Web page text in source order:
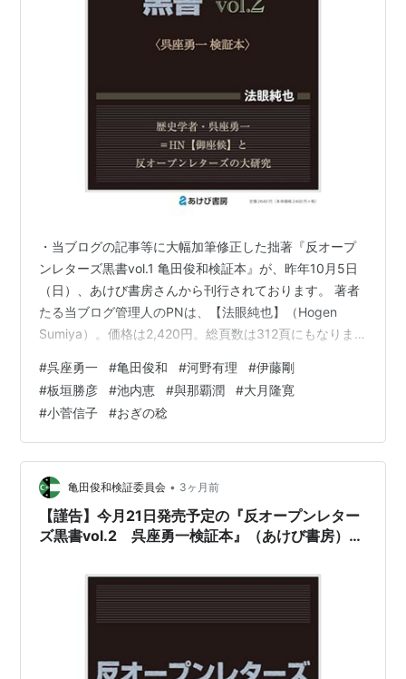
・当ブログの記事等に大幅加筆修正した拙著『反オープ
ンレターズ黒書vol.1 亀田俊和検証本』が、昨年10月5日
（日）、あけび書房さんから刊行されております。 著者
たる当ブログ管理人のPNは、【法眼純也】（Hogen
Sumiya）。価格は2,420円。総頁数は312頁にもなりま
黒書vol.1 亀田俊和検証本 作者:法眼純也 あけび書房
Amazon 恐縮ながら、拙著の書籍版は自費出版のため、
少部数であり、ご所望であれば……版元のあけび書房さん
の公式HPの他、Amazon、楽天ブックス、丸善ジュンク
堂書店等でお早めに…
#呉座勇一 #亀田俊和 #河野有理 #伊藤剛
#板垣勝彦 #池内恵 #與那覇潤 #大月隆寛
#小菅信子 #おぎの稔
亀田俊和検証委員会 • 3ヶ月前
【謹告】今月21日発売予定の『反オープンレター
ズ黒書vol.2 呉座勇一検証本』（あけび書房）、